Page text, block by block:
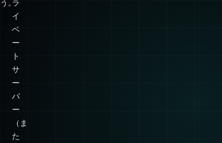
直
う。
基
本
的
に、
プ
ラ
イ
ベ
ー
ト
サ